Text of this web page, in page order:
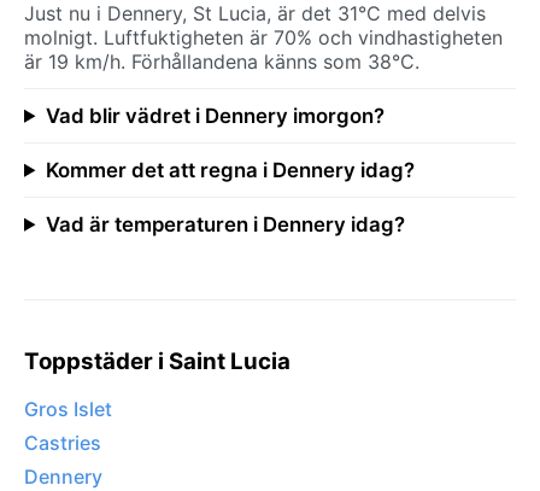
Just nu i Dennery, St Lucia, är det 31°C med delvis
molnigt. Luftfuktigheten är 70% och vindhastigheten
är 19 km/h. Förhållandena känns som 38°C.
Vad blir vädret i Dennery imorgon?
Kommer det att regna i Dennery idag?
Vad är temperaturen i Dennery idag?
Toppstäder i Saint Lucia
Gros Islet
Castries
Dennery